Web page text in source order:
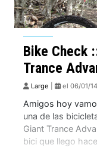
Bike Check
Trance
Large el 06/01/
Amigos hoy
una de las
Giant Trance
bici que llego